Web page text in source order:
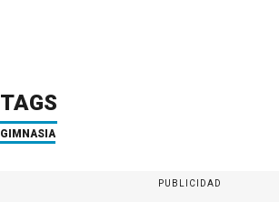
TAGS
GIMNASIA
PUBLICIDAD